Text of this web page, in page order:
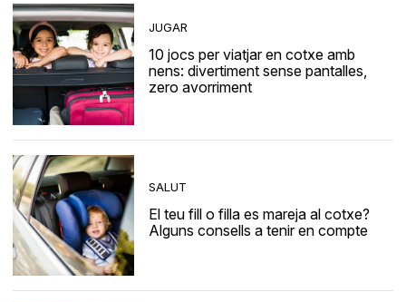
JUGAR
10 jocs per viatjar en cotxe amb
nens: divertiment sense pantalles,
zero avorriment
SALUT
El teu fill o filla es mareja al cotxe?
Alguns consells a tenir en compte